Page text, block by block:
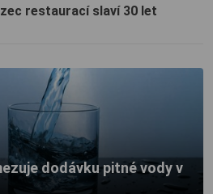
restaurací slaví 30 let
dodávku pitné vody v